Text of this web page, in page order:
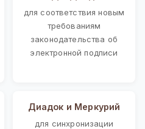
для соответствия новым
требованиям
законодательства об
электронной подписи
Диадок и Меркурий
для синхронизации